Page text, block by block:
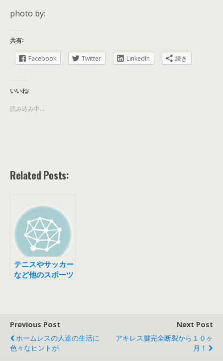
photo by:
共有:
Facebook Twitter LinkedIn 続き
いいね:
読み込み中...
Related Posts:
テニスやサッカー
など他のスポーツ
Previous Post
ホームレスの人達の生活に
色々なヒントが
Next Post
アキレス腱完全断裂から１０ヶ
月！